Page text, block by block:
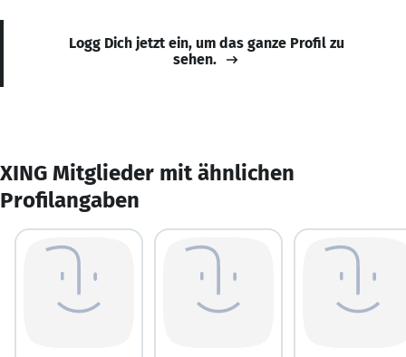
Logg Dich jetzt ein, um das ganze Profil zu
sehen.
XING Mitglieder mit ähnlichen
Profilangaben